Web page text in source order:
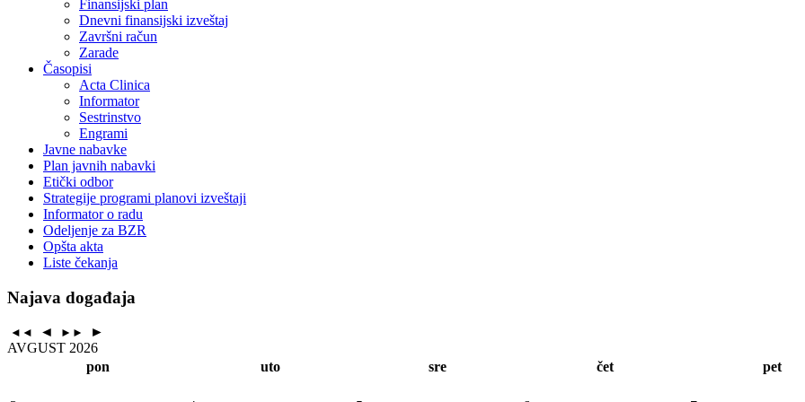
Finansijski plan
Dnevni finansijski izveštaj
Završni račun
Zarade
Časopisi
Acta Clinica
Informator
Sestrinstvo
Engrami
Javne nabavke
Plan javnih nabavki
Etički odbor
Strategije programi planovi izveštaji
Informator o radu
Odeljenje za BZR
Opšta akta
Liste čekanja
Najava događaja
◄◄ ◄ ►►
►
AVGUST 2026
pon
uto sre čet pet